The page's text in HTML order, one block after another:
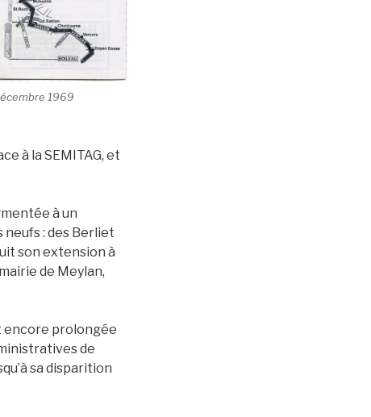
1969
à la SEMITAG, et
à un
neufs : des Berliet
son extension à
de Meylan,
encore prolongée
de
sa disparition